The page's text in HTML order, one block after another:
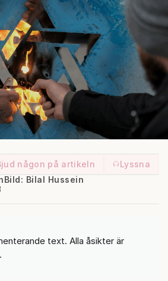
någon på artikeln
Lyssna
Bild: Bilal Hussein
text. Alla åsikter är